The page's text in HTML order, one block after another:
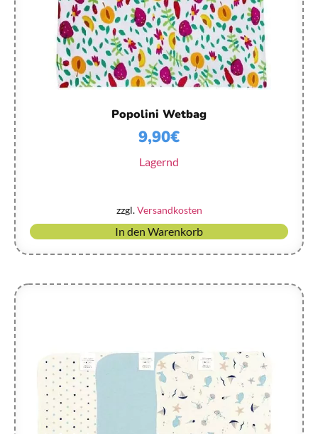
Popolini Wetbag
9,90€
Lagernd
zzgl.Versandkosten
In den Warenkorb